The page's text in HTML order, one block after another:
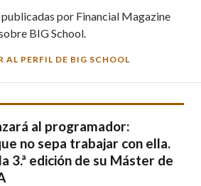
por Financial Magazine
BIG School.
AL PERFIL DE BIG SCHOOL
al programador:
no sepa trabajar con ella.
3.ª edición de su Máster de